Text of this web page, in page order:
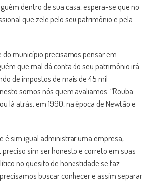
dentro de sua casa, espera-se que no
que zele pelo seu patrimônio e pela
do município precisamos pensar em
que mal dá conta do seu patrimônio irá
de impostos de mais de 45 mil
somos nós quem avaliamos. “Rouba
lá atrás, em 1990, na época de Newtão e
é sim igual administrar uma empresa,
preciso sim ser honesto e correto em suas
no quesito de honestidade se faz
buscar conhecer e assim separar